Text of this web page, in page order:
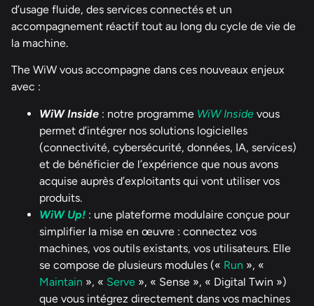
d’usage fluide, des services connectés et un
accompagnement réactif tout au long du cycle de vie de
la machine.
The WiW vous accompagne dans ces nouveaux enjeux
avec :
WiW Inside : notre programme WiW Inside vous
permet d’intégrer nos solutions logicielles
(connectivité, cybersécurité, données, IA, services)
et de bénéficier de l’expérience que nous avons
acquise auprès d’exploitants qui vont utiliser vos
produits.
WiW Up! : une plateforme modulaire conçue pour
simplifier la mise en œuvre : connectez vos
machines, vos outils existants, vos utilisateurs. Elle
se compose de plusieurs modules (« Run », «
Maintain », « Serve », « Sense », « Digital Twin »)
que vous intégrez directement dans vos machines